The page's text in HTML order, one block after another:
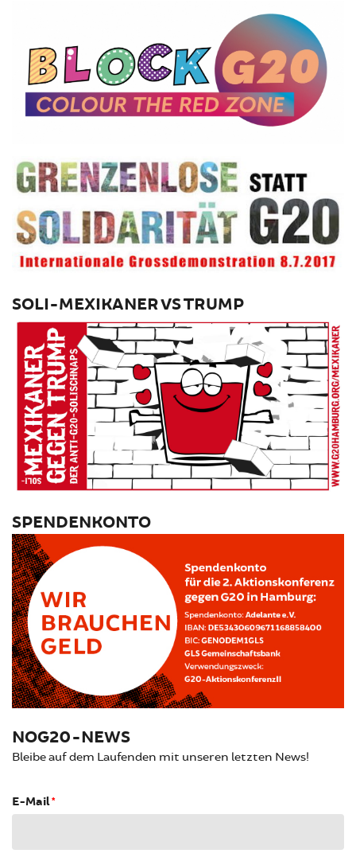
SOLI-MEXIKANER VS TRUMP
SPENDENKONTO
NOG20-NEWS
Bleibe auf dem Laufenden mit unseren letzten News!
E-Mail*